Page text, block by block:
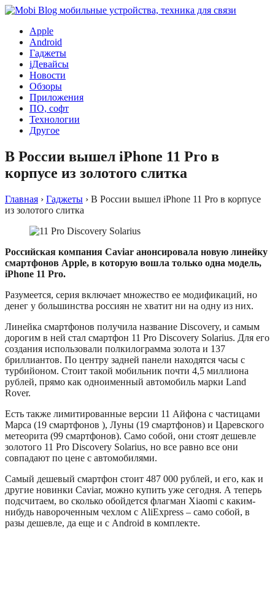
Apple
Android
Гаджеты
iДевайсы
Новости
Обзоры
Приложения
ПО, софт
Технологии
Другое
В России вышел iPhone 11 Pro в
корпусе из золотого слитка
Главная › Гаджеты › В России вышел iPhone 11 Pro в корпусе
из золотого слитка
Российская компания Caviar анонсировала новую линейку
смартфонов Apple, в которую вошла только одна модель,
iPhone 11 Pro.
Разумеется, серия включает множество ее модификаций, но
денег у большинства россиян не хватит ни на одну из них.
Линейка смартфонов получила название Discovery, и самым
дорогим в ней стал смартфон 11 Pro Discovery Solarius. Для его
создания использовали полкилограмма золота и 137
бриллиантов. По центру задней панели находятся часы с
турбийоном. Стоит такой мобильник почти 4,5 миллиона
рублей, прямо как одноименный автомобиль марки Land
Rover.
Есть также лимитированные версии 11 Айфона с частицами
Марса (19 смартфонов ), Луны (19 смартфонов) и Царевского
метеорита (99 смартфонов). Само собой, они стоят дешевле
золотого 11 Pro Discovery Solarius, но все равно все они
совпадают по цене с автомобилями.
Самый дешевый смартфон стоит 487 000 рублей, и его, как и
другие новинки Caviar, можно купить уже сегодня. А теперь
подсчитаем, во сколько обойдется флагман Xiaomi с каким-
нибудь навороченным чехлом с AliExpress – само собой, в
разы дешевле, да еще и с Android в комплекте.